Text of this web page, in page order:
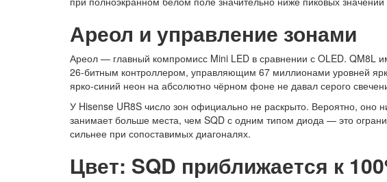
Ареол и управление зонами
Ареол — главный компромисс Mini LED в сравнении с OLED. QM8L
26-битным контроллером, управляющим 67 миллионами уровней
ярко-синий неон на абсолютно чёрном фоне не давал серого
У Hisense UR8S число зон официально не раскрыто. Вероятно, оно
занимает больше места, чем SQD с одним типом диода — это
сильнее при сопоставимых диагоналях.
Цвет: SQD приближается к